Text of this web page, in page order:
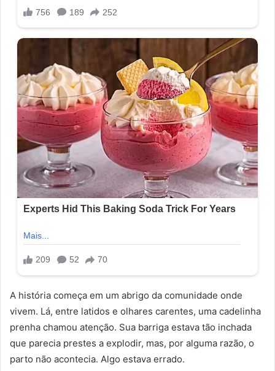
A história começa em um abrigo da comunidade onde
vivem. Lá, entre latidos e olhares carentes, uma cadelinha
prenha chamou atenção. Sua barriga estava tão inchada
que parecia prestes a explodir, mas, por alguma razão, o
parto não acontecia. Algo estava errado.